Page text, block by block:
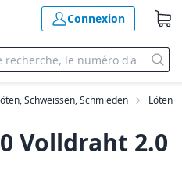
Connexion
Schweissen, Schmieden Löten
Volldraht 2.0